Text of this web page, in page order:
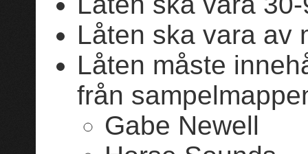
Låten ska vara av
Låten måste
från
Gabe Newell